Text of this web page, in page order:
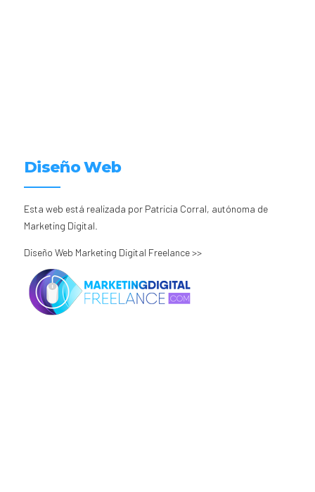
Diseño Web
Esta web está realizada por Patricia Corral, autónoma de
Marketing Digital.
Diseño Web Marketing Digital Freelance >>